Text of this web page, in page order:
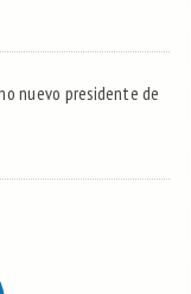
nuevo presidente de